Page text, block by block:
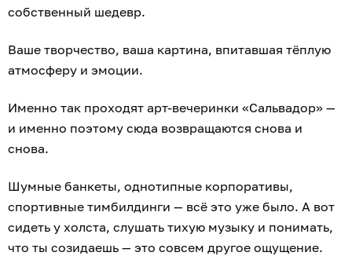
собственный шедевр.
Ваше творчество, ваша картина, впитавшая тёплую
атмосферу и эмоции.
Именно так проходят арт-вечеринки «Сальвадор» —
и именно поэтому сюда возвращаются снова и
снова.
Шумные банкеты, однотипные корпоративы,
спортивные тимбилдинги — всё это уже было. А вот
сидеть у холста, слушать тихую музыку и понимать,
что ты созидаешь — это совсем другое ощущение.